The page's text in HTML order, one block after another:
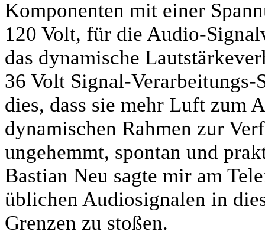
Komponenten mit einer
120 Volt, für die Audio-
das dynamische
36 Volt Signal-
dies, dass sie mehr Luft zum
dynamischen Rahmen zur
ungehemmt, spontan und
Bastian Neu sagte mir am
üblichen Audiosignalen in
Grenzen zu stoßen.